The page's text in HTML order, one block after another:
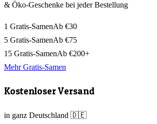
& Öko-Geschenke bei jeder Bestellung
1 Gratis-SamenAb €30
5 Gratis-SamenAb €75
15 Gratis-SamenAb €200+
Mehr Gratis-Samen
Kostenloser Versand
in ganz Deutschland 🇩🇪